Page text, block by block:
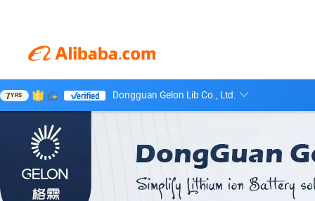
7YRS Dongguan Gelon Lib Co., Ltd.